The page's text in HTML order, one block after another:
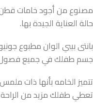
مصنوع من أجود خامات قطن
حالة العناية الجيدة بها.
جسم طفلك في جميع فصول
تتميز الخامه بأنها ذات
تعطي طفلك مزيد من